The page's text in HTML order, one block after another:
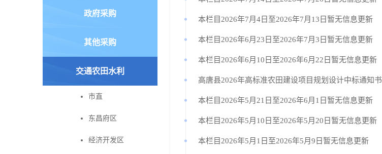
政府采购
其他采购
交通农田水利
市直
东昌府区
经济开发区
本栏目2026年7月4日至2026年7月13日暂无信息更新
本栏目2026年6月23日至2026年7月3日暂无信息更新
本栏目2026年6月10日至2026年6月22日暂无信息更新
高唐县2026年高标准农田建设项目规划设计中标通知书
本栏目2026年5月21日至2026年6月1日暂无信息更新
本栏目2026年5月10日至2026年5月20日暂无信息更新
本栏目2026年5月1日至2026年5月9日暂无信息更新